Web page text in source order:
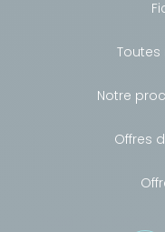
Toutes
Notre
Offres